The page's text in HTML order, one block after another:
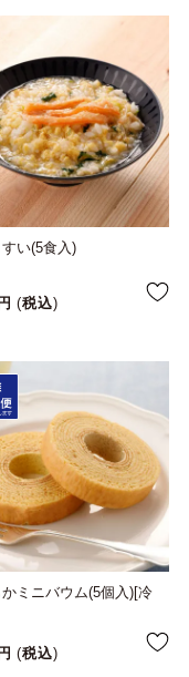
い(5食入)
税込
ミニバウム(5個入)[冷
税込